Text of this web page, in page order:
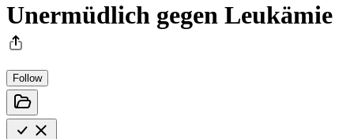
Unermüdlich gegen Leukämie
Follow